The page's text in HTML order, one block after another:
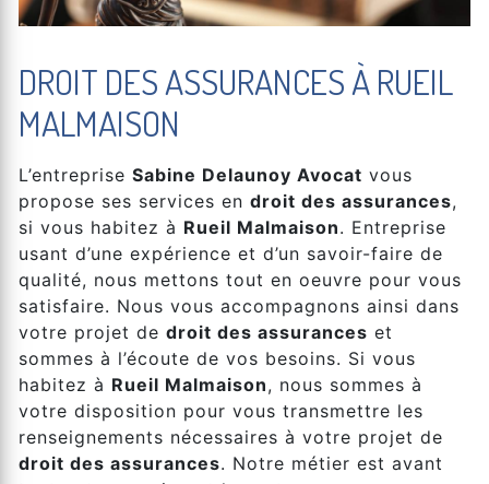
DROIT DES ASSURANCES À RUEIL
MALMAISON
L’entreprise Sabine Delaunoy Avocat vous
propose ses services en droit des assurances,
si vous habitez à Rueil Malmaison. Entreprise
usant d’une expérience et d’un savoir-faire de
qualité, nous mettons tout en oeuvre pour vous
satisfaire. Nous vous accompagnons ainsi dans
votre projet de droit des assurances et
sommes à l’écoute de vos besoins. Si vous
habitez à Rueil Malmaison, nous sommes à
votre disposition pour vous transmettre les
renseignements nécessaires à votre projet de
droit des assurances. Notre métier est avant